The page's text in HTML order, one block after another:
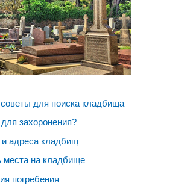
для поиска кладбища
захоронения?
адреса кладбищ
места на кладбище
погребения